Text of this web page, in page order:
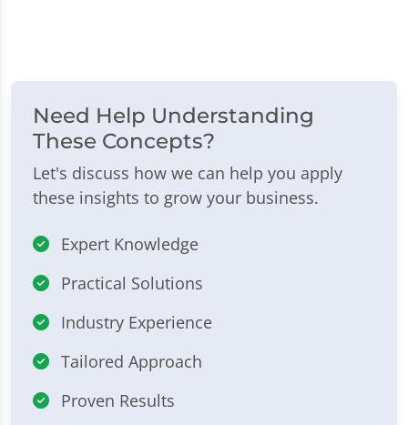
Need Help Understanding
These Concepts?
Let's discuss how we can help you apply
these insights to grow your business.
Expert Knowledge
Practical Solutions
Industry Experience
Tailored Approach
Proven Results